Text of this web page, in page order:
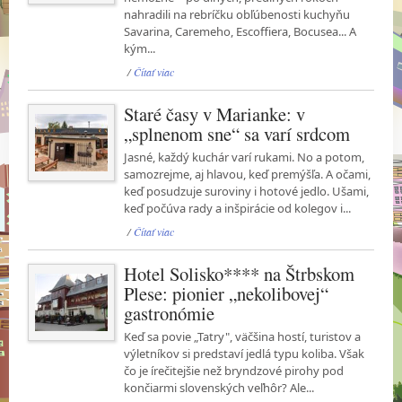
nahradili na rebríčku obľúbenosti kuchyňu
Savarina, Caremeho, Escoffiera, Bocusea... A
kým...
/Čítať viac
Staré časy v Marianke: v
„splnenom sne“ sa varí srdcom
Jasné, každý kuchár varí rukami. No a potom,
samozrejme, aj hlavou, keď premýšľa. A očami,
keď posudzuje suroviny i hotové jedlo. Ušami,
keď počúva rady a inšpirácie od kolegov i...
/Čítať viac
Hotel Solisko**** na Štrbskom
Plese: pionier „nekolibovej“
gastronómie
Keď sa povie „Tatry", väčšina hostí, turistov a
výletníkov si predstaví jedlá typu koliba. Však
čo je írečitejšie než bryndzové pirohy pod
končiarmi slovenských veľhôr? Ale...